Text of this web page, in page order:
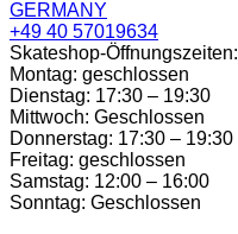
GERMANY
+49 40 57019634
Skateshop-Öffnungszeiten:
Montag: geschlossen
Dienstag: 17:30 – 19:30
Mittwoch: Geschlossen
Donnerstag: 17:30 – 19:30
Freitag: geschlossen
Samstag: 12:00 – 16:00
Sonntag: Geschlossen